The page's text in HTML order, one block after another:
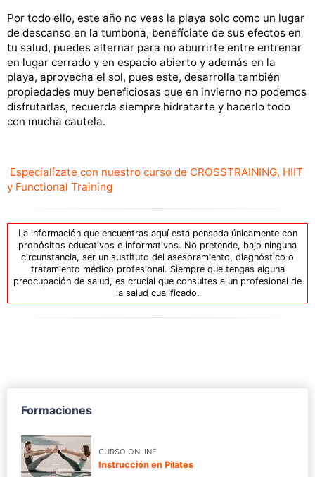
Por todo ello, este año no veas la playa solo como un lugar
de descanso en la tumbona, benefíciate de sus efectos en
tu salud, puedes alternar para no aburrirte entre entrenar
en lugar cerrado y en espacio abierto y además en la
playa, aprovecha el sol, pues este, desarrolla también
propiedades muy beneficiosas que en invierno no podemos
disfrutarlas, recuerda siempre hidratarte y hacerlo todo
con mucha cautela.
Especialízate con nuestro curso de CROSSTRAINING, HIIT
y Functional Training
La información que encuentras aquí está pensada únicamente con
propósitos educativos e informativos. No pretende, bajo ninguna
circunstancia, ser un sustituto del asesoramiento, diagnóstico o
tratamiento médico profesional. Siempre que tengas alguna
preocupación de salud, es crucial que consultes a un profesional de
la salud cualificado.
Formaciones
CURSO ONLINE
Instrucción en Pilates